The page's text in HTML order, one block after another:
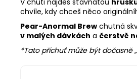
chvíle, kdy chceš něco
Pear-Anormal Brew chutná
v malých dávkách a čerstvě
*Tato příchuť může být dočasně